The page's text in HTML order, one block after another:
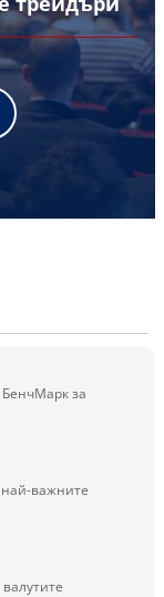
за
най-важните